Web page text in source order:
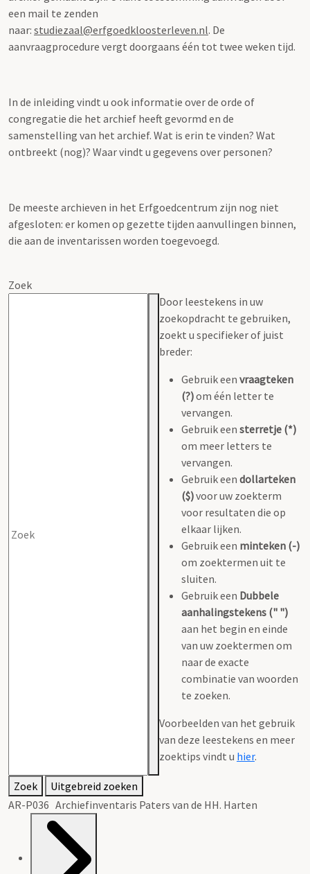
een mail te zenden
naar: studiezaal@erfgoedkloosterleven.nl. De
aanvraagprocedure vergt doorgaans één tot twee weken tijd.
In de inleiding vindt u ook informatie over de orde of
congregatie die het archief heeft gevormd en de
samenstelling van het archief. Wat is erin te vinden? Wat
ontbreekt (nog)? Waar vindt u gegevens over personen?
De meeste archieven in het Erfgoedcentrum zijn nog niet
afgesloten: er komen op gezette tijden aanvullingen binnen,
die aan de inventarissen worden toegevoegd.
Zoek
Door leestekens in uw
zoekopdracht te gebruiken,
zoekt u specifieker of juist
breder:
Gebruik een vraagteken
(?)om één letter te
vervangen.
Gebruik een sterretje (*)
om meer letters te
vervangen.
Gebruik een dollarteken
($)voor uw zoekterm
voor resultaten die op
elkaar lijken.
Gebruik een minteken (-)
om zoektermen uit te
sluiten.
Gebruik een Dubbele
aanhalingstekens (" ")
aan het begin en einde
van uw zoektermen om
naar de exacte
combinatie van woorden
te zoeken.
Voorbeelden van het gebruik
van deze leestekens en meer
zoektips vindt u hier.
Zoek
Uitgebreid zoeken
AR-P036 Archiefinventaris Paters van de HH. Harten